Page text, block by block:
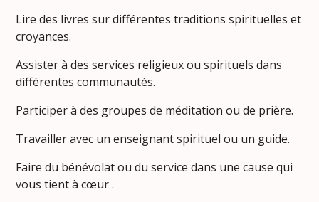
Lire des livres sur différentes traditions spirituelles et
croyances.
Assister à des services religieux ou spirituels dans
différentes communautés.
Participer à des groupes de méditation ou de prière.
Travailler avec un enseignant spirituel ou un guide.
Faire du bénévolat ou du service dans une cause qui
vous tient à cœur .